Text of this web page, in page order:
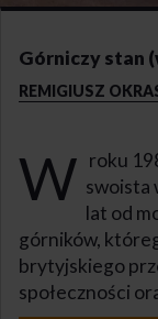
Górniczy stan
REMIGIUSZ
W roku
swoista
lat od
górników,
brytyjskiego
społeczności